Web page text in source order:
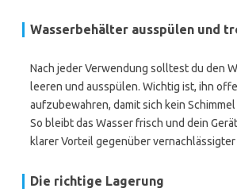
Wasserbehälter ausspülen und
Nach jeder Verwendung solltest du den
leeren und ausspülen. Wichtig ist, ihn
aufzubewahren, damit sich kein
So bleibt das Wasser frisch und dein
klarer Vorteil gegenüber vernachlässigter
Die richtige Lagerung